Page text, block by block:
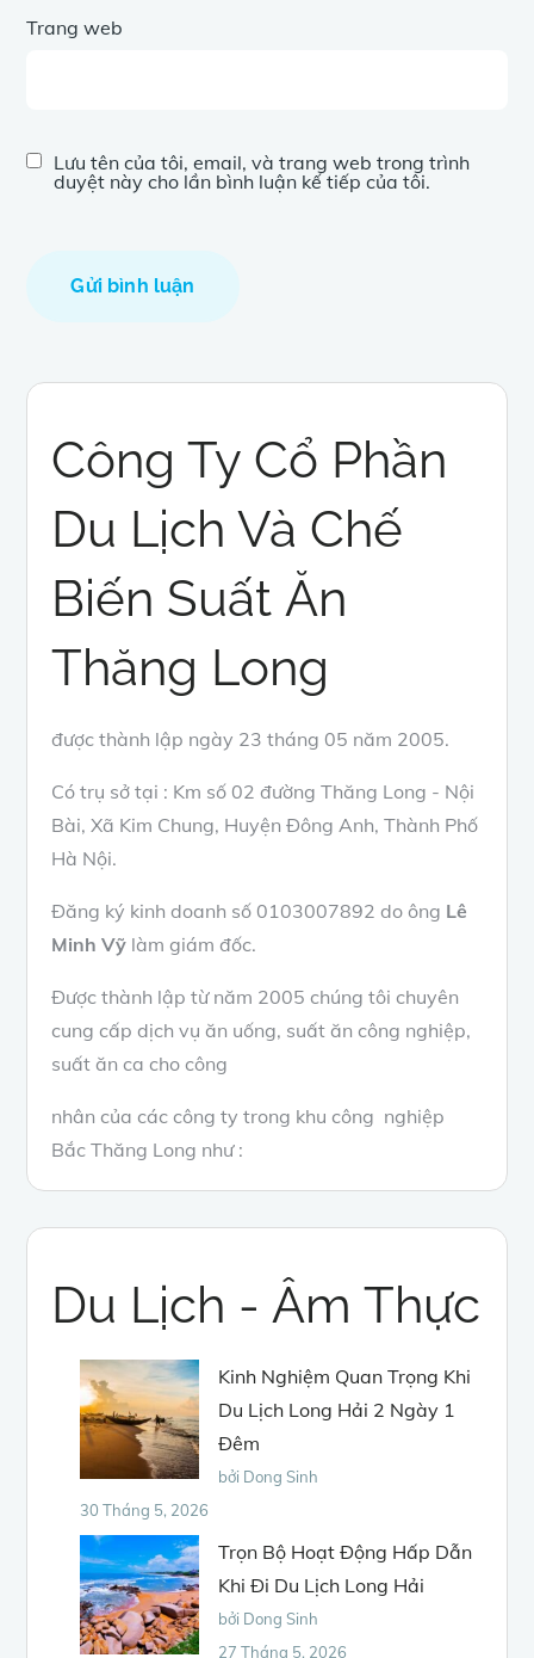
Trang web
Lưu tên của tôi, email, và trang web trong trình
duyệt này cho lần bình luận kế tiếp của tôi.
Công Ty Cổ Phần
Du Lịch Và Chế
Biến Suất Ăn
Thăng Long
được thành lập ngày 23 tháng 05 năm 2005.
Có trụ sở tại : Km số 02 đường Thăng Long - Nội
Bài, Xã Kim Chung, Huyện Đông Anh, Thành Phố
Hà Nội.
Đăng ký kinh doanh số 0103007892 do ông Lê
Minh Vỹ làm giám đốc.
Được thành lập từ năm 2005 chúng tôi chuyên
cung cấp dịch vụ ăn uống, suất ăn công nghiệp,
suất ăn ca cho công
nhân của các công ty trong khu công nghiệp
Bắc Thăng Long như :
Du Lịch - Âm Thực
Kinh Nghiệm Quan Trọng Khi
Du Lịch Long Hải 2 Ngày 1
Đêm
bởi Dong Sinh
30 Tháng 5, 2026
Trọn Bộ Hoạt Động Hấp Dẫn
Khi Đi Du Lịch Long Hải
bởi Dong Sinh
27 Tháng 5, 2026